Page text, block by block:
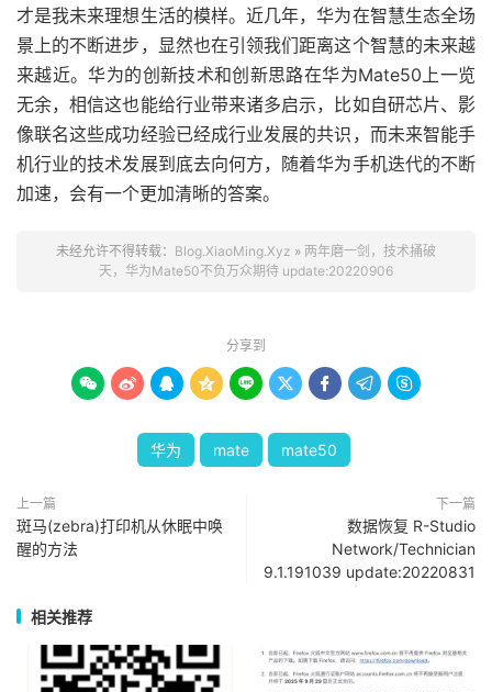
才是我未来理想生活的模样。近几年，华为在智慧生态全场
景上的不断进步，显然也在引领我们距离这个智慧的未来越
来越近。华为的创新技术和创新思路在华为Mate50上一览
无余，相信这也能给行业带来诸多启示，比如自研芯片、影
像联名这些成功经验已经成行业发展的共识，而未来智能手
机行业的技术发展到底去向何方，随着华为手机迭代的不断
加速，会有一个更加清晰的答案。
未经允许不得转载： Blog.XiaoMing.Xyz » 两年磨一剑，技术捅破
天，华为Mate50不负万众期待 update:20220906
分享到
        
华为 mate mate50
上一篇
斑马(zebra)打印机从休眠中唤
醒的方法
下一篇
数据恢复 R-Studio
Network/Technician
9.1.191039 update:20220831
相关推荐